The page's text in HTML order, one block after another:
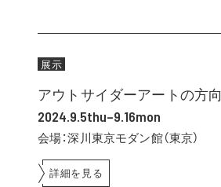
展示
アウトサイダーアートの方向
2024.9.5thu–9.16mon
会場：深川東京モダン館（東京）
詳細を見る